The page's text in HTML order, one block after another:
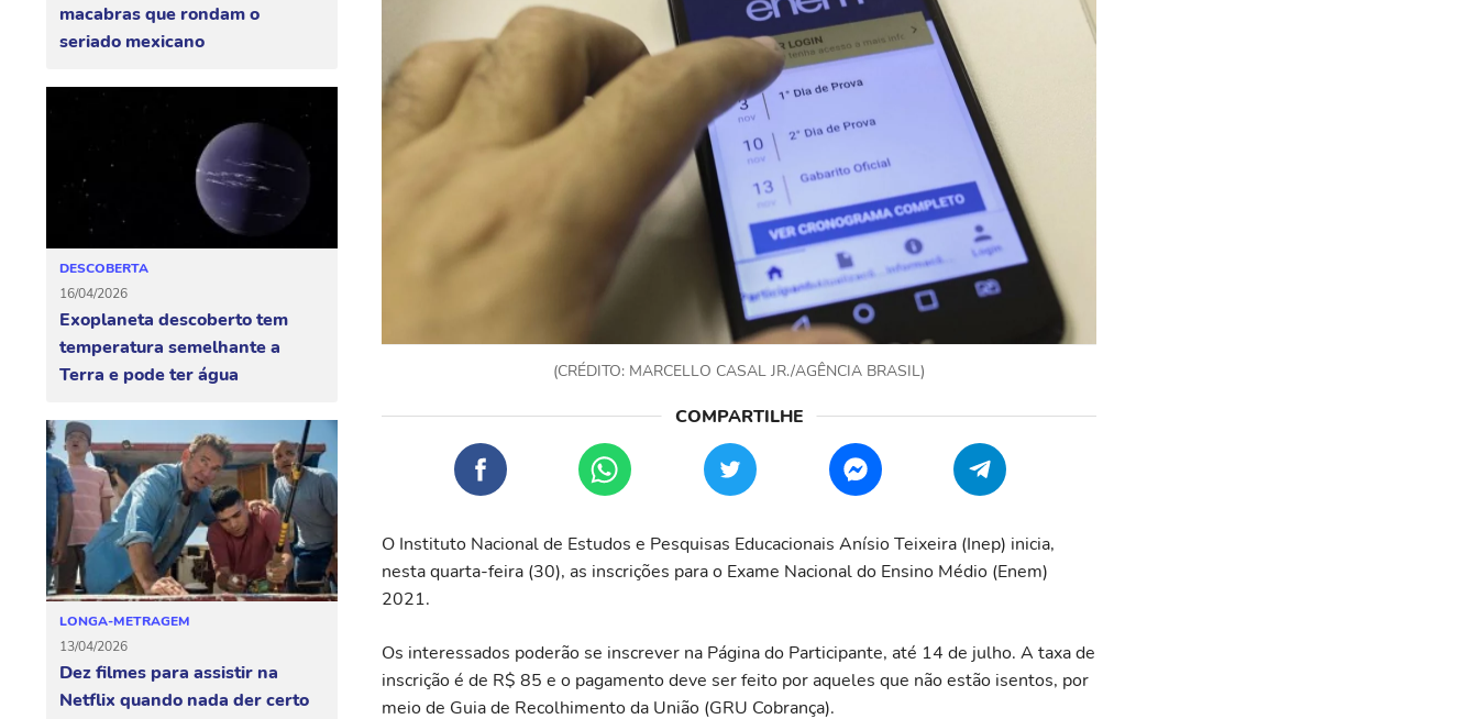
macabras que rondam o
seriado mexicano
DESCOBERTA
16/04/2026
Exoplaneta descoberto tem
temperatura semelhante a
Terra e pode ter água
LONGA-METRAGEM
13/04/2026
Dez filmes para assistir na
Netflix quando nada der certo
(CRÉDITO: MARCELLO CASAL JR./AGÊNCIA BRASIL)
O Instituto Nacional de Estudos e Pesquisas Educacionais Anísio Teixeira (Inep) inicia,
nesta quarta-feira (30), as inscrições para o Exame Nacional do Ensino Médio (Enem)
2021.
Os interessados poderão se inscrever na Página do Participante, até 14 de julho. A taxa de
inscrição é de R$ 85 e o pagamento deve ser feito por aqueles que não estão isentos, por
meio de Guia de Recolhimento da União (GRU Cobrança).